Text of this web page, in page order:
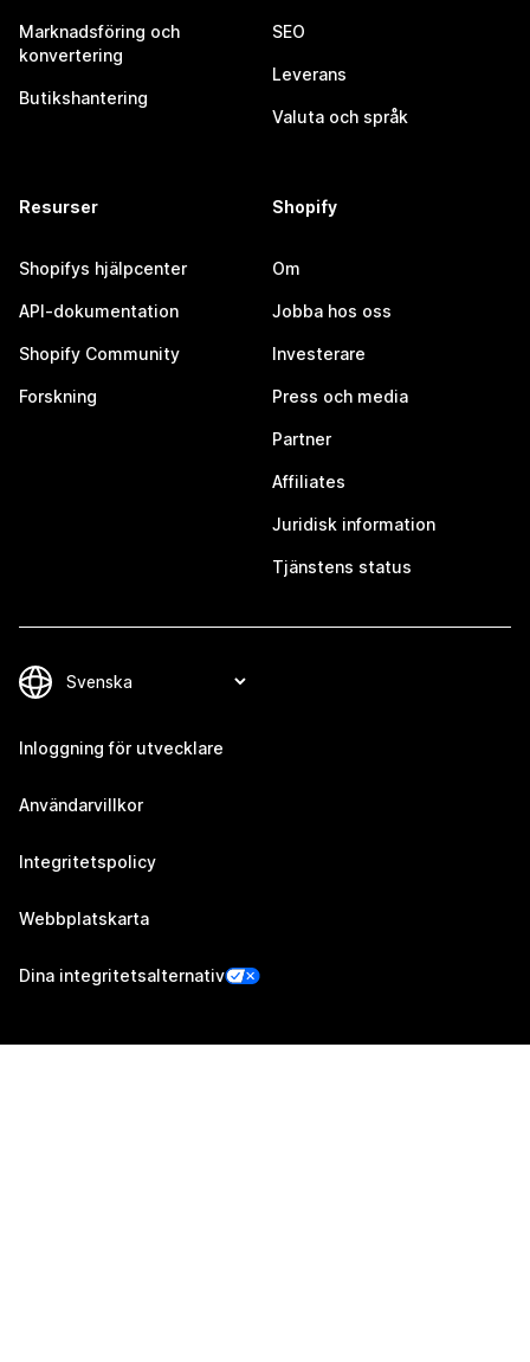
Marknadsföring och
konvertering
Butikshantering
SEO
Leverans
Valuta och språk
Resurser
Shopifys hjälpcenter
API-dokumentation
Shopify Community
Forskning
Shopify
Om
Jobba hos oss
Investerare
Press och media
Partner
Affiliates
Juridisk information
Tjänstens status
Inloggning för utvecklare
Användarvillkor
Integritetspolicy
Webbplatskarta
Dina integritetsalternativ